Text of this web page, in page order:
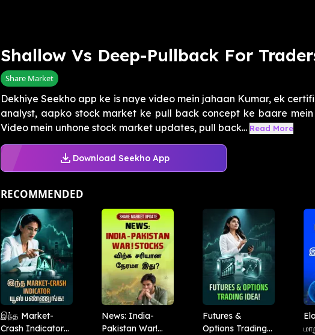
Shallow Vs Deep-Pullback For
Share Market
Dekhiye Seekho app ke is naye video mein jahaan Kumar, ek
analyst, aapko stock market ke pull back concept ke baare
Video mein unhone stock market updates, pull back... Read More
Download Seekho App
RECOMMENDED
இந்த Market-
Crash Indicator
News: India-
Pakistan War!
Futures &
Options Trading